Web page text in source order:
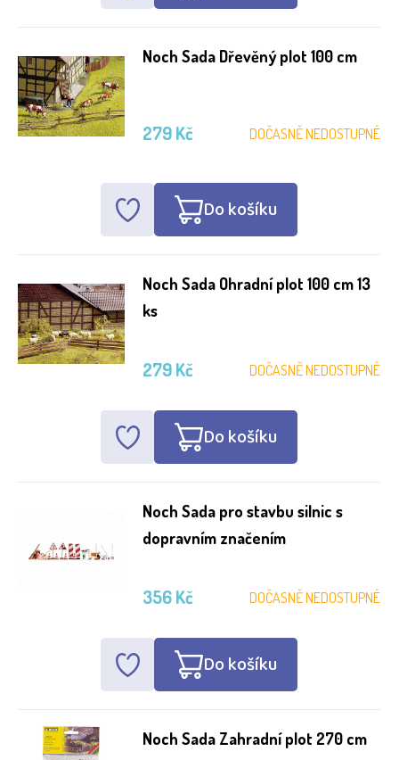
Noch Sada Dřevěný plot 100 cm
DOČASNĚ NEDOSTUPNÉ
279 Kč
Do košíku
Noch Sada Ohradní plot 100 cm 13
ks
DOČASNĚ NEDOSTUPNÉ
279 Kč
Do košíku
Noch Sada pro stavbu silnic s
dopravním značením
DOČASNĚ NEDOSTUPNÉ
356 Kč
Do košíku
Noch Sada Zahradní plot 270 cm